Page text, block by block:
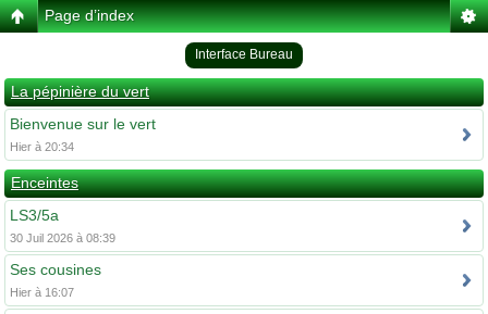
Page d’index
Interface Bureau
La pépinière du vert
Bienvenue sur le vert
Hier à 20:34
Enceintes
LS3/5a
30 Juil 2026 à 08:39
Ses cousines
Hier à 16:07